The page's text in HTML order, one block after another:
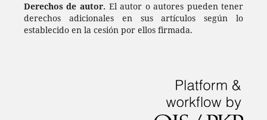
Derechos de autor. El autor o autores pueden tener
derechos adicionales en sus artículos según lo
establecido en la cesión por ellos firmada.